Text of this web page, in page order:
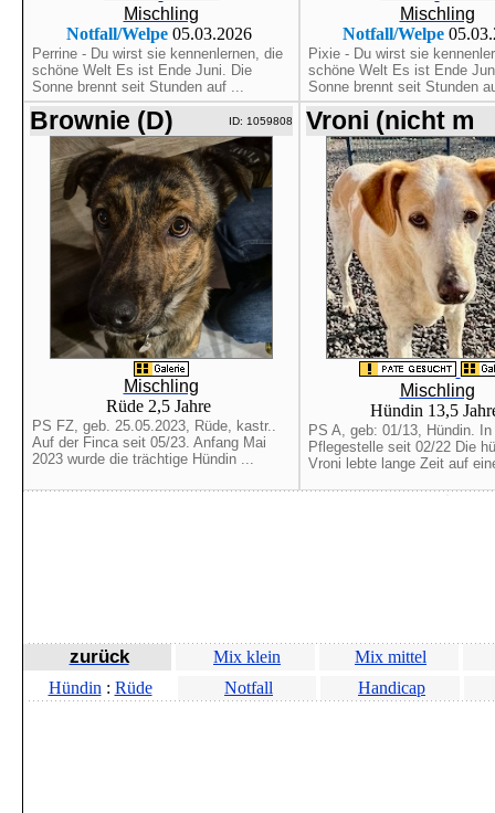
Mischling
Notfall/Welpe05.03.2026
Perrine - Du wirst sie kennenlernen, die
schöne Welt Es ist Ende Juni. Die
Sonne brennt seit Stunden auf ...
Mischling
Notfall/Welpe
Pixie - Du wirst sie
schöne Welt Es ist Ende
Sonne brennt seit Stunden
Brownie (D) ID: 1059808
Mischling
Rüde 2,5 Jahre
PS FZ, geb. 25.05.2023, Rüde, kastr..
Auf der Finca seit 05/23. Anfang Mai
2023 wurde die trächtige Hündin ...
Vroni (nicht m
Mischling
Hündin 13,5
PS A, geb: 01/13, Hündin. In
Pflegestelle seit 02/22 Die
Vroni lebte lange Zeit auf
zurück Mix klein
Mix mittel
Hündin : Rüde Notfall Handicap